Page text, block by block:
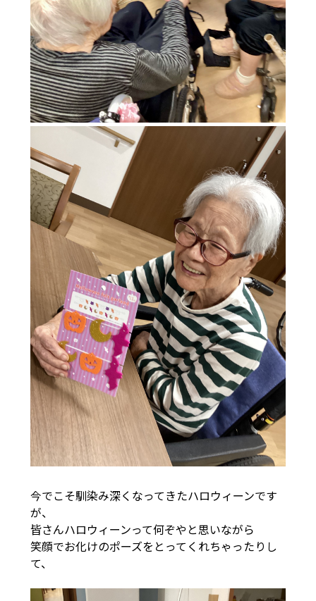
今でこそ馴染み深くなってきたハロウィーンです
が、
皆さんハロウィーンって何ぞやと思いながら
笑顔でお化けのポーズをとってくれちゃったりし
て、